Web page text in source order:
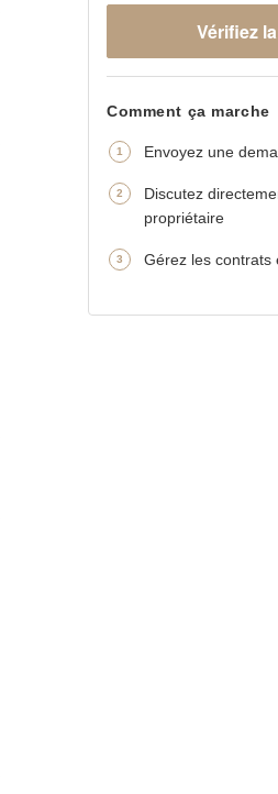
Vérifiez
Comment ça marche
Envoyez une
Discutez
propriétaire
Gérez les contrats